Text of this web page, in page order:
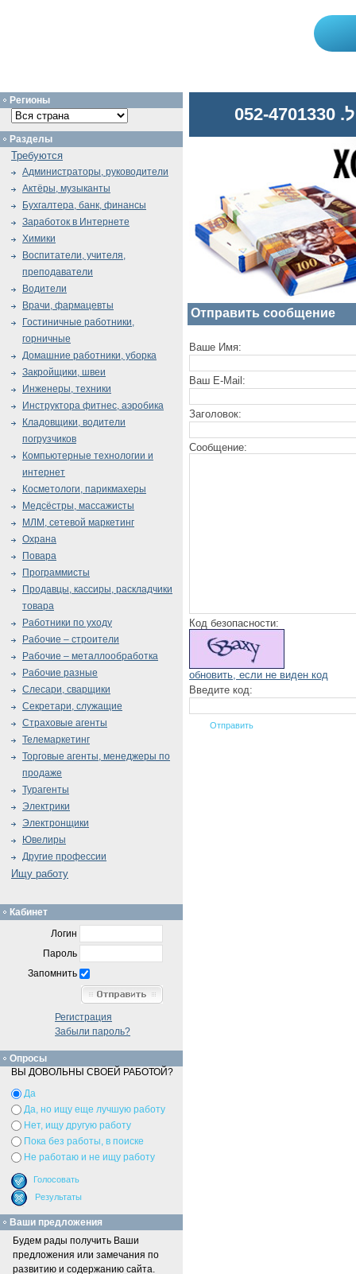
Отправить сообщение
Ваше Имя:
Ваш E-Mail:
Заголовок:
Сообщение:
Код безопасности:
обновить, если не виден код
Введите код:
Регионы
Разделы
Требуются
Администраторы, руководители
Актёры, музыканты
Бухгалтера, банк, финансы
Заработок в Интернете
Химики
Воспитатели, учителя,
преподаватели
Водители
Врачи, фармацевты
Гостиничные работники,
горничные
Домашние работники, уборка
Закройщики, швеи
Инженеры, техники
Инструктора фитнес, аэробика
Кладовщики, водители
погрузчиков
Компьютерные технологии и
интернет
Косметологи, парикмахеры
Медсёстры, массажисты
МЛМ, сетевой маркетинг
Охрана
Повара
Программисты
Продавцы, кассиры, раскладчики
товара
Работники по уходу
Рабочие – строители
Рабочие – металлообработка
Рабочие разные
Слесари, сварщики
Секретари, служащие
Страховые агенты
Телемаркетинг
Торговые агенты, менеджеры по
продаже
Турагенты
Электрики
Электронщики
Ювелиры
Другие профессии
Ищу работу
Кабинет
Логин
Пароль
Запомнить
Регистрация
Забыли пароль?
Опросы
ВЫ ДОВОЛЬНЫ СВОЕЙ РАБОТОЙ?
Да
Да, но ищу еще лучшую работу
Нет, ищу другую работу
Пока без работы, в поиске
Не работаю и не ищу работу
Ваши предложения
Будем рады получить Ваши
предложения или замечания по
развитию и содержанию сайта.